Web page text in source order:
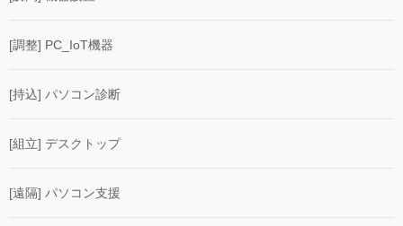
[調整] PC_IoT機器
[持込] パソコン診断
[組立] デスクトップ
[遠隔] パソコン支援